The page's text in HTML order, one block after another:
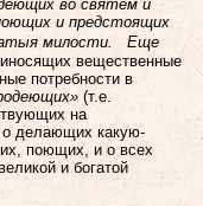
во святем и
и предстоящих
милости. Еще
вещественные
потребности в
(т.е.
на
о делающих какую-
поющих, и о всех
и богатой